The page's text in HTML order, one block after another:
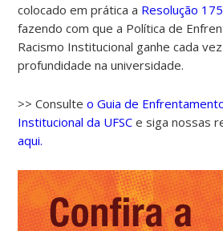
colocado em prática a Resolução
fazendo com que a Política de
Racismo Institucional ganhe cada
profundidade na universidade.
>> Consulteo Guia de
Institucional da UFSC e siga nossas
aqui.